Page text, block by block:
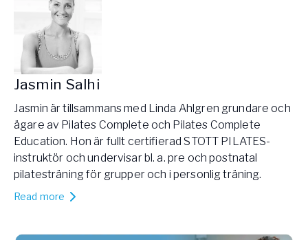
Jasmin Salhi
Jasmin är tillsammans med Linda Ahlgren grundare och
ägare av Pilates Complete och Pilates Complete
Education. Hon är fullt certifierad STOTT PILATES-
instruktör och undervisar bl. a. pre och postnatal
pilatesträning för grupper och i personlig träning.
Read more